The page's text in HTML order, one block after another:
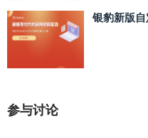
银豹新版
参与讨论